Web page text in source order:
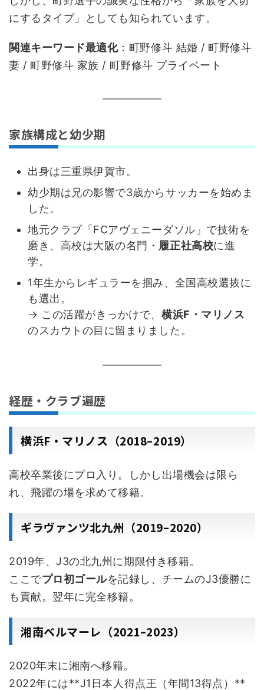
にするタイプ」としても知られています。
関連キーワード最適化：町野修斗 結婚 / 町野修斗
妻 / 町野修斗 家族 / 町野修斗 プライベート
家族構成と幼少期
出身は三重県伊賀市。
幼少期は兄の影響で3歳からサッカーを始めま
した。
地元クラブ「FCアヴェニーダソル」で技術を
磨き、高校は大阪の名門・ 履正社高校に進
学。
1年生からレギュラーを掴み、全国高校選抜に
も選出。
→ この活躍がきっかけで、横浜F・マリノス
のスカウトの目に留まりました。
経歴・クラブ遍歴
横浜F・マリノス（2018–2019）
高校卒業後にプロ入り。しかし出場機会は限ら
れ、飛躍の場を求めて移籍。
ギラヴァンツ北九州（2019–2020）
2019年、J3の北九州に期限付き移籍。
ここでプロ初ゴールを記録し、チームのJ3優勝に
も貢献。翌年に完全移籍。
湘南ベルマーレ（2021–2023）
2020年末に湘南へ移籍。
2022年には**J1日本人得点王（年間13得点）**